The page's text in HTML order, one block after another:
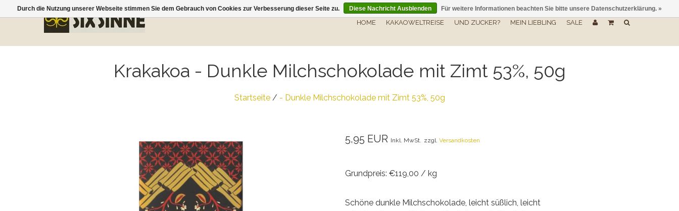
HOME KAKAOWELTREISE UND ZUCKER? MEIN LIEBLING SALE
Krakakoa - Dunkle Milchschokolade mit Zimt 53%, 50g
Startseite/ - Dunkle Milchschokolade mit Zimt 53%, 50g
5,95 EUR Inkl. MwSt. zzgl. Versandkosten
Grundpreis: €119,00 / kg
Schöne dunkle Milchschokolade, leicht süßlich, leicht
Durch die Nutzung unserer Webseite stimmen Sie dem Gebrauch von Cookies zur Verbesserung dieser Seite zu. Diese Nachricht Ausblenden Für weitere Informationen beachten Sie bitte unsere Datenschutzerklärung. »